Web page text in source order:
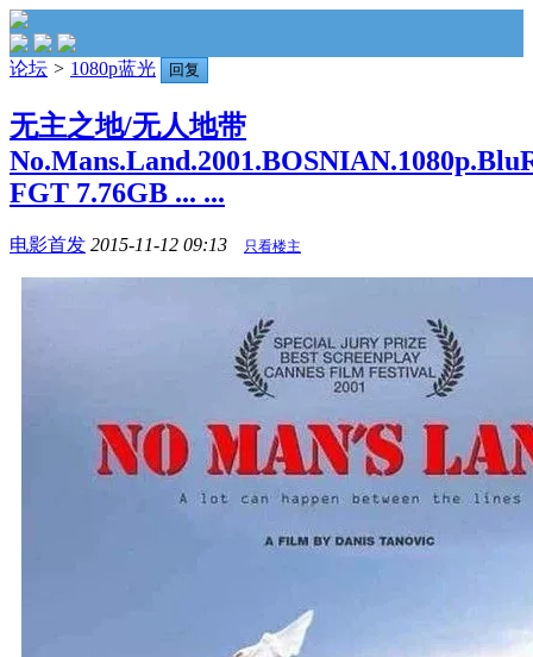
论坛 > 1080p蓝光 回复
无主之地/无人地带
FGT 7.76GB ... ...
电影首发 2015-11-12 09:13 只看楼主